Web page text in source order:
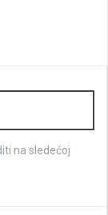
na sledećoj